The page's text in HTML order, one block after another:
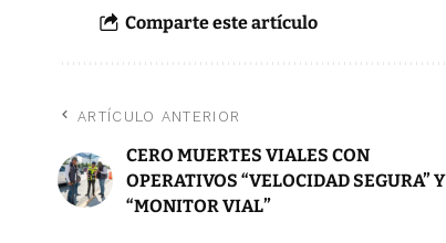
Comparte este artículo
ARTÍCULO ANTERIOR
CERO MUERTES VIALES CON
OPERATIVOS “VELOCIDAD SEGURA” Y
“MONITOR VIAL”